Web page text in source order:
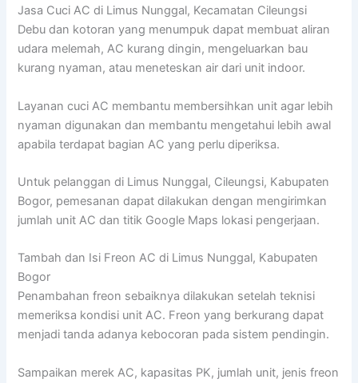
Jasa Cuci AC di Limus Nunggal, Kecamatan Cileungsi
Debu dan kotoran yang menumpuk dapat membuat aliran
udara melemah, AC kurang dingin, mengeluarkan bau
kurang nyaman, atau meneteskan air dari unit indoor.
Layanan cuci AC membantu membersihkan unit agar lebih
nyaman digunakan dan membantu mengetahui lebih awal
apabila terdapat bagian AC yang perlu diperiksa.
Untuk pelanggan di Limus Nunggal, Cileungsi, Kabupaten
Bogor, pemesanan dapat dilakukan dengan mengirimkan
jumlah unit AC dan titik Google Maps lokasi pengerjaan.
Tambah dan Isi Freon AC di Limus Nunggal, Kabupaten
Bogor
Penambahan freon sebaiknya dilakukan setelah teknisi
memeriksa kondisi unit AC. Freon yang berkurang dapat
menjadi tanda adanya kebocoran pada sistem pendingin.
Sampaikan merek AC, kapasitas PK, jumlah unit, jenis freon